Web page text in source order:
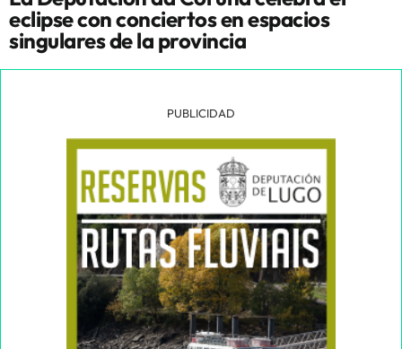
eclipse con conciertos en espacios
singulares de la provincia
PUBLICIDAD